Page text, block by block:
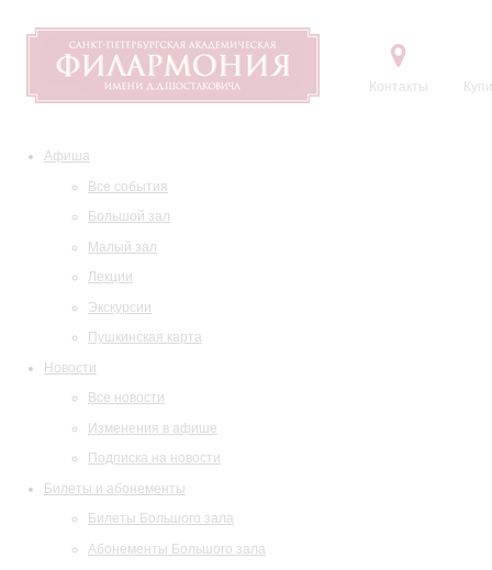
Контакты
Афиша
Все события
Большой зал
Малый зал
Лекции
Экскурсии
Пушкинская карта
Новости
Все новости
Изменения в афише
Подписка на новости
Билеты и абонементы
Билеты Большого зала
Абонементы Большого зала